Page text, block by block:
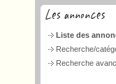
Liste des
Recherche/
Recherche